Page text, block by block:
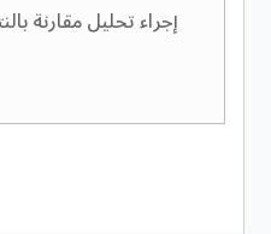
إجراء تحليل مقارنة